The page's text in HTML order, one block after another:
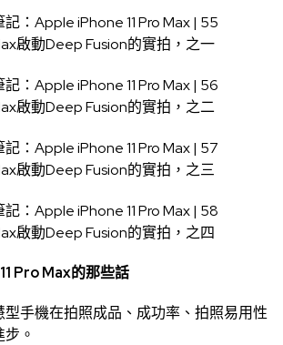
啟動Deep Fusion的實拍，之一
啟動Deep Fusion的實拍，之二
啟動Deep Fusion的實拍，之三
啟動Deep Fusion的實拍，之四
Pro Max的那些話
手機在拍照成品、成功率、拍照易用性
。